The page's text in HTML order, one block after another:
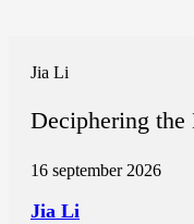
Jia Li
Deciphering
16 september 2026
Jia Li